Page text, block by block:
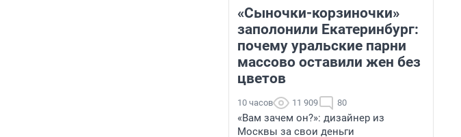
«Сыночки-корзиночки»
заполонили Екатеринбург:
почему уральские парни
массово оставили жен без
цветов
10 часов 11 909 80
«Вам зачем он?»: дизайнер из
Москвы за свои деньги